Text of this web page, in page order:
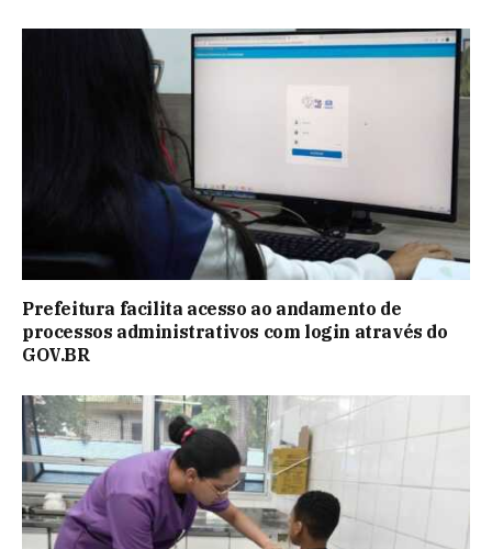
Prefeitura facilita acesso ao andamento de
processos administrativos com login através do
GOV.BR